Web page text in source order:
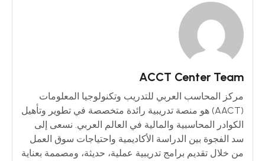
ACCT Center Team
مركز المحاسب العربي للتدريب وتكنولوجيا المعلومات
(AACT) هو منصة تدريبية رائدة متخصصة في تطوير وتأهيل
الكوادر المحاسبية والمالية في العالم العربي. نسعى إلى
سد الفجوة بين الدراسة الأكاديمية واحتياجات سوق العمل
من خلال تقديم برامج تدريبية عملية، حديثة، ومصممة بعناية